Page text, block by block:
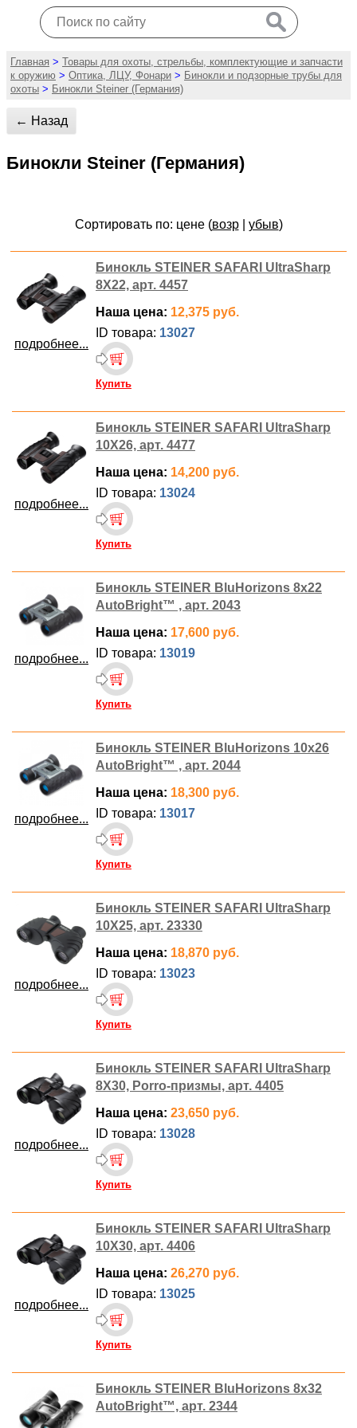
Главная > Товары для охоты, стрельбы, комплектующие и запчасти
к оружию > Оптика, ЛЦУ, Фонари > Бинокли и подзорные трубы для
охоты > Бинокли Steiner (Германия)
← Назад
Бинокли Steiner (Германия)
Сортировать по: цене (возр| убыв)
подробнее...
Бинокль STEINER SAFARI UltraSharp
8X22, арт. 4457
Наша цена: 12,375 руб.
ID товара: 13027
Купить
подробнее...
Бинокль STEINER SAFARI UltraSharp
10X26, арт. 4477
Наша цена: 14,200 руб.
ID товара: 13024
Купить
подробнее...
Бинокль STEINER BluHorizons 8x22
AutoBright™ , арт. 2043
Наша цена: 17,600 руб.
ID товара: 13019
Купить
подробнее...
Бинокль STEINER BluHorizons 10x26
AutoBright™ , арт. 2044
Наша цена: 18,300 руб.
ID товара: 13017
Купить
подробнее...
Бинокль STEINER SAFARI UltraSharp
10X25, арт. 23330
Наша цена: 18,870 руб.
ID товара: 13023
Купить
подробнее...
Бинокль STEINER SAFARI UltraSharp
8X30, Porro-призмы, арт. 4405
Наша цена: 23,650 руб.
ID товара: 13028
Купить
подробнее...
Бинокль STEINER SAFARI UltraSharp
10X30, арт. 4406
Наша цена: 26,270 руб.
ID товара: 13025
Купить
Бинокль STEINER BluHorizons 8x32
AutoBright™, арт. 2344